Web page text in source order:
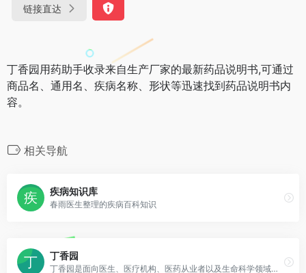
链接直达
丁香园用药助手收录来自生产厂家的最新药品说明书,可通过
商品名、通用名、疾病名称、形状等迅速找到药品说明书内
容。
相关导航
疾病知识库
春雨医生整理的疾病百科知识
丁香园
丁香园是面向医生、医疗机构、医药从业者以及生命科学领域人士的专业性社会化网络，提供医学、医疗、药学、生命科学等相关领域的交流平台、专业知识、最新科研进展以及技术服务。